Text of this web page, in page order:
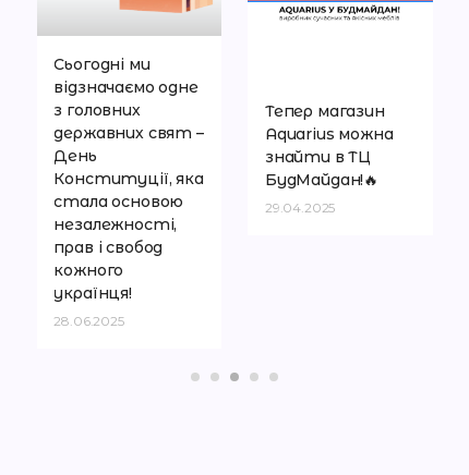
Сьогодні ми
відзначаємо одне
з головних
державних свят –
День
Конституції, яка
стала основою
незалежності,
прав і свобод
кожного
українця!
28.06.2025
Тепер магазин
Aquarius можна
знайти в ТЦ
БудМайдан!🔥
29.04.2025